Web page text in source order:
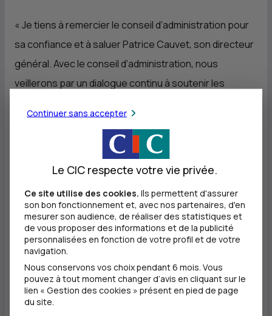
« Je tiens à remercier le conseil d’administration pour
sa confiance et à saluer Patrice Cauvet, son directeur
général. Avec le conseil d’administration, nous
veillerons par un dialogue continu à soutenir les
Banque. Dans le cadre de son plan stratégique,
Lyonnaise de Banque renforcera son statut de grande
banque régionale de proximité pour répondre toujours
plus finement aux besoins des clients particuliers,
professionnels et entreprises ainsi qu’aux
prospects. »déclareAnne Sophie Van Hoove,
nouvelle présidente du conseil d’administration deCIC
Lyonnaise de Banque.
« Anne Sophie Van Hoove a toute ma confiance pour
présider le conseil d’administration de
Continuer sans accepter
Le CIC respecte votre vie privée.
Ce site utilise des cookies. Ils permettent d'assurer
son bon fonctionnement et, avec nos partenaires, d'en
mesurer son audience, de réaliser des statistiques et
de vous proposer des informations et de la publicité
personnalisées en fonction de votre profil et de votre
navigation.
Nous conservons vos choix pendant 6 mois. Vous
pouvez à tout moment changer d’avis en cliquant sur le
lien « Gestion des cookies » présent en pied de page
du site.